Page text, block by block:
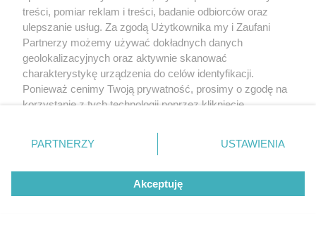
treści, pomiar reklam i treści, badanie odbiorców oraz
ulepszanie usług. Za zgodą Użytkownika my i Zaufani
Partnerzy możemy używać dokładnych danych
geolokalizacyjnych oraz aktywnie skanować
charakterystykę urządzenia do celów identyfikacji.
Ponieważ cenimy Twoją prywatność, prosimy o zgodę na
korzystanie z tych technologii poprzez kliknięcie
zmienić/wycofać klikając przycisk ustawień prywatności
znajdujący się w lewym dolnym rogu strony
rodzaje przetwarzania danych nie wymagają zgody
użytkownika, ale masz prawo sprzeciwić się takiemu
przetwarzaniu. Preferencje będą miały zastosowanie tylko
PARTNERZY USTAWIENIA
Akceptuję